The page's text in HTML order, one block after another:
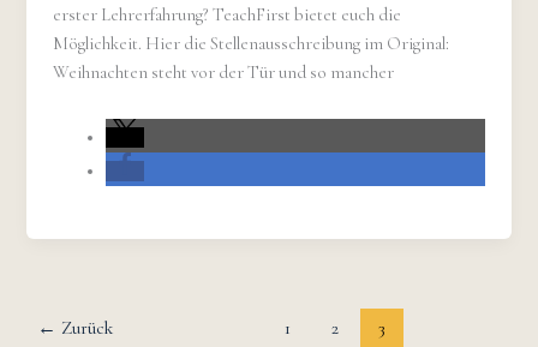
erster Lehrerfahrung? TeachFirst bietet euch die
Möglichkeit. Hier die Stellenausschreibung im Original:
Weihnachten steht vor der Tür und so mancher
← Zurück 1 2 3